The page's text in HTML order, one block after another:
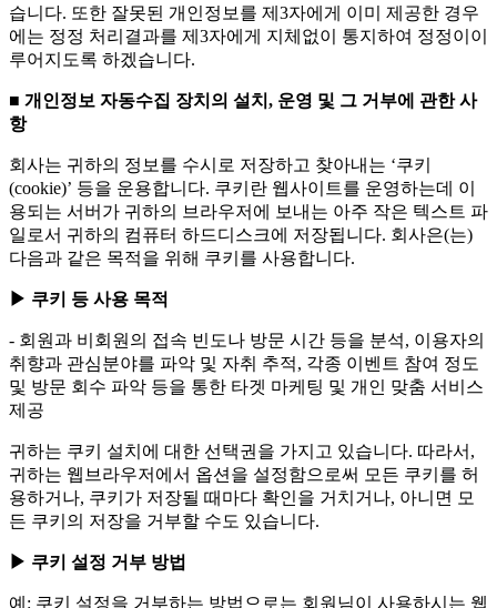
습니다. 또한 잘못된 개인정보를 제3자에게 이미 제공한 경우
에는 정정 처리결과를 제3자에게 지체없이 통지하여 정정이이
루어지도록 하겠습니다.
■ 개인정보 자동수집 장치의 설치, 운영 및 그 거부에 관한 사
항
회사는 귀하의 정보를 수시로 저장하고 찾아내는 ‘쿠키
(cookie)’ 등을 운용합니다. 쿠키란 웹사이트를 운영하는데 이
용되는 서버가 귀하의 브라우저에 보내는 아주 작은 텍스트 파
일로서 귀하의 컴퓨터 하드디스크에 저장됩니다. 회사은(는)
다음과 같은 목적을 위해 쿠키를 사용합니다.
▶ 쿠키 등 사용 목적
- 회원과 비회원의 접속 빈도나 방문 시간 등을 분석, 이용자의
취향과 관심분야를 파악 및 자취 추적, 각종 이벤트 참여 정도
및 방문 회수 파악 등을 통한 타겟 마케팅 및 개인 맞춤 서비스
제공
귀하는 쿠키 설치에 대한 선택권을 가지고 있습니다. 따라서,
귀하는 웹브라우저에서 옵션을 설정함으로써 모든 쿠키를 허
용하거나, 쿠키가 저장될 때마다 확인을 거치거나, 아니면 모
든 쿠키의 저장을 거부할 수도 있습니다.
▶ 쿠키 설정 거부 방법
예: 쿠키 설정을 거부하는 방법으로는 회원님이 사용하시는 웹